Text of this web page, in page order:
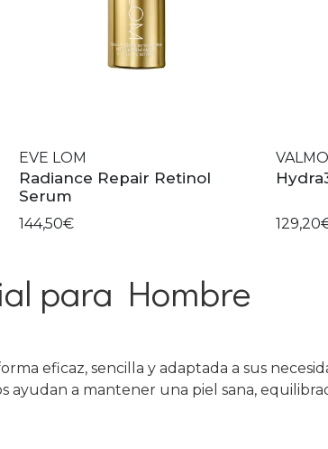
EVE LOM
Radiance Repair Retinol
Serum
144,50€
para Hombre
eficaz, sencilla y adaptada a sus
ayudan a mantener una piel sana,